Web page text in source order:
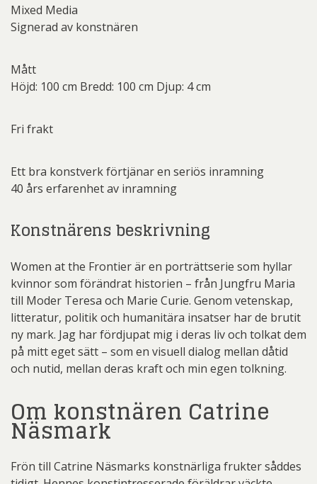
Mixed Media
Signerad av konstnären
Mått
Höjd: 100 cm Bredd: 100 cm Djup: 4 cm
Fri frakt
Ett bra konstverk förtjänar en seriös inramning
40 års erfarenhet av inramning
Konstnärens beskrivning
Women at the Frontier är en porträttserie som hyllar
kvinnor som förändrat historien – från Jungfru Maria
till Moder Teresa och Marie Curie. Genom vetenskap,
litteratur, politik och humanitära insatser har de brutit
ny mark. Jag har fördjupat mig i deras liv och tolkat dem
på mitt eget sätt – som en visuell dialog mellan dåtid
och nutid, mellan deras kraft och min egen tolkning.
Om konstnären Catrine
Näsmark
Frön till Catrine Näsmarks konstnärliga frukter såddes